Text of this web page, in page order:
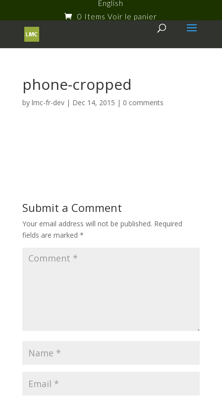
English
0 Items
phone-cropped
by lmc-fr-dev| Dec 14, 2015 | 0 comments
Submit a Comment
Your email address will not be published. Required
fields are marked *